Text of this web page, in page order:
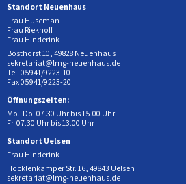
Standort Neuenhaus
Frau Hüseman
Frau Riekhoff
Frau Hinderink
Bosthorst 10, 49828 Neuenhaus
sekretariat@lmg-neuenhaus.de
Tel. 05941/9223-10
Fax 05941/9223-20
Öffnungszeiten:
Mo.-Do. 07.30 Uhr bis 15.00 Uhr
Fr. 07.30 Uhr bis 13.00 Uhr
Standort Uelsen
Frau Hinderink
Höcklenkamper Str. 16, 49843 Uelsen
sekretariat@lmg-neuenhaus.de